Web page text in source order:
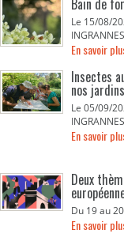
Bain de
Le 15/08/
En savoir
Insectes
nos jardins
Le 05/09/
En savoir
Deux
Du 19 au
En savoir